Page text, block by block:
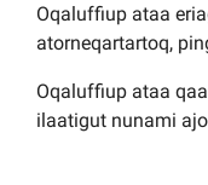
Oqaluffiup ataa
atorneqartartoq,
Oqaluffiup ataa
ilaatigut nunami